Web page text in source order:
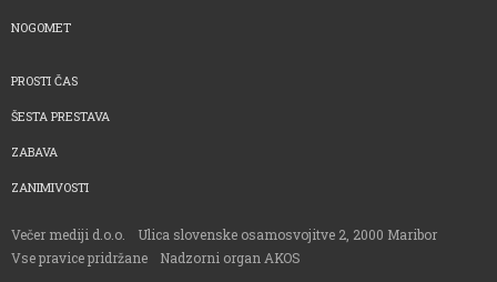
NOGOMET
PROSTI ČAS
ŠESTA PRESTAVA
ZABAVA
ZANIMIVOSTI
Večer mediji d.o.o.
Ulica slovenske osamosvojitve 2, 2000 Maribor
Vse pravice pridržane
Nadzorni organ AKOS